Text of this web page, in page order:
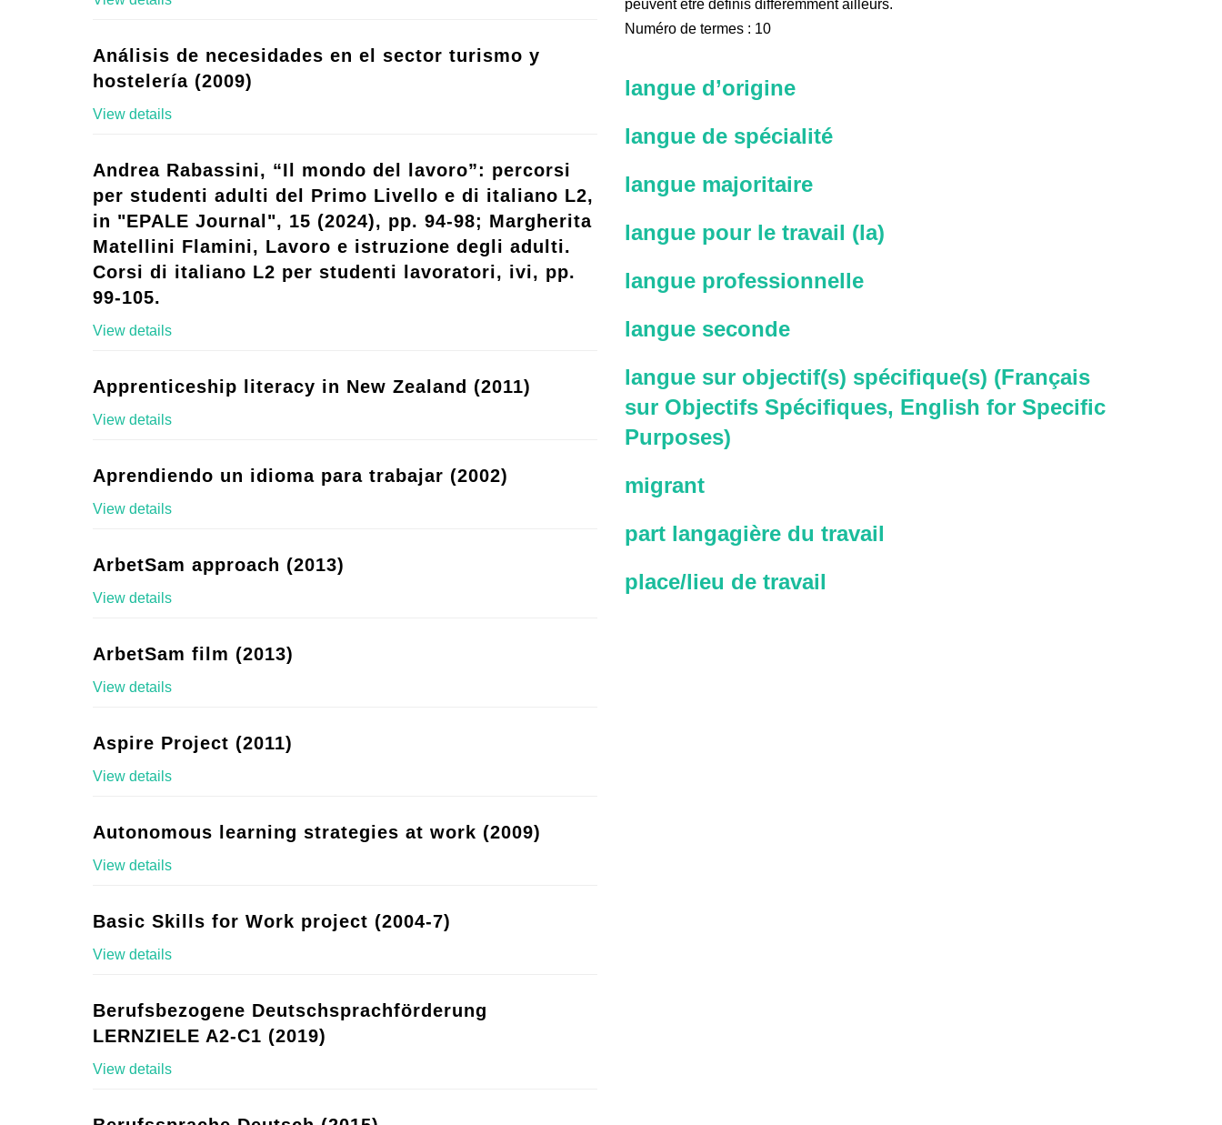
Análisis de necesidades en el sector turismo y
hostelería (2009)
View details
Andrea Rabassini, “Il mondo del lavoro”: percorsi
per studenti adulti del Primo Livello e di italiano L2,
in "EPALE Journal", 15 (2024), pp. 94-98; Margherita
Matellini Flamini, Lavoro e istruzione degli adulti.
Corsi di italiano L2 per studenti lavoratori, ivi, pp.
99-105.
View details
Apprenticeship literacy in New Zealand (2011)
View details
Aprendiendo un idioma para trabajar (2002)
View details
ArbetSam approach (2013)
View details
ArbetSam film (2013)
View details
Aspire Project (2011)
View details
Autonomous learning strategies at work (2009)
View details
Basic Skills for Work project (2004-7)
View details
Berufsbezogene Deutschsprachförderung
LERNZIELE A2-C1 (2019)
View details
peuvent être définis différemment ailleurs.
Numéro de termes : 10
langue d’origine
langue de spécialité
langue majoritaire
langue pour le travail (la)
langue professionnelle
langue seconde
langue sur objectif(s) spécifique(s) (Français
sur Objectifs Spécifiques, English for Specific
Purposes)
migrant
part langagière du travail
place/lieu de travail